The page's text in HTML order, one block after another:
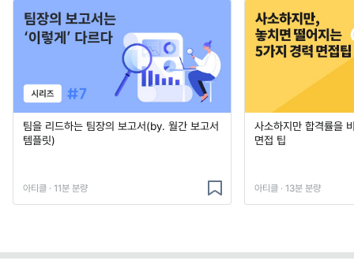
팀을 리드하는 팀장의 보고서(by. 월간 보고서
템플릿)
아티클 · 11분 분량
사소하지만 합격률을
면접 팁
아티클 · 13분 분량